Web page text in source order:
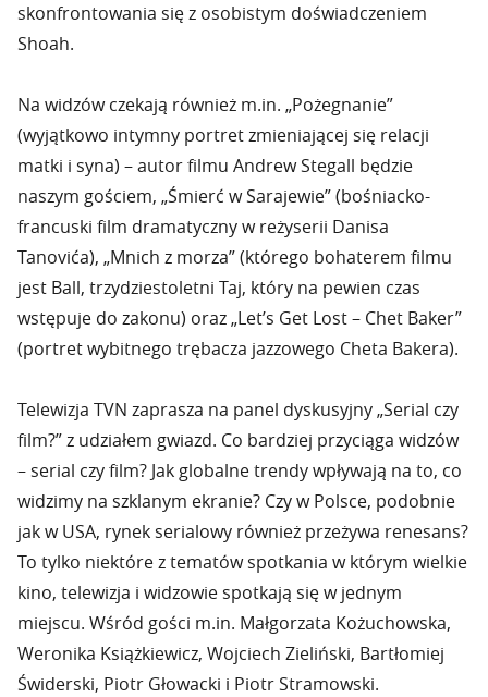
skonfrontowania się z osobistym doświadczeniem
Shoah.
Na widzów czekają również m.in. „Pożegnanie”
(wyjątkowo intymny portret zmieniającej się relacji
matki i syna) – autor filmu Andrew Stegall będzie
naszym gościem, „Śmierć w Sarajewie” (bośniacko-
francuski film dramatyczny w reżyserii Danisa
Tanovića), „Mnich z morza” (którego bohaterem filmu
jest Ball, trzydziestoletni Taj, który na pewien czas
wstępuje do zakonu) oraz „Let’s Get Lost – Chet Baker”
(portret wybitnego trębacza jazzowego Cheta Bakera).
Telewizja TVN zaprasza na panel dyskusyjny „Serial czy
film?” z udziałem gwiazd. Co bardziej przyciąga widzów
– serial czy film? Jak globalne trendy wpływają na to, co
widzimy na szklanym ekranie? Czy w Polsce, podobnie
jak w USA, rynek serialowy również przeżywa renesans?
To tylko niektóre z tematów spotkania w którym wielkie
kino, telewizja i widzowie spotkają się w jednym
miejscu. Wśród gości m.in. Małgorzata Kożuchowska,
Weronika Książkiewicz, Wojciech Zieliński, Bartłomiej
Świderski, Piotr Głowacki i Piotr Stramowski.